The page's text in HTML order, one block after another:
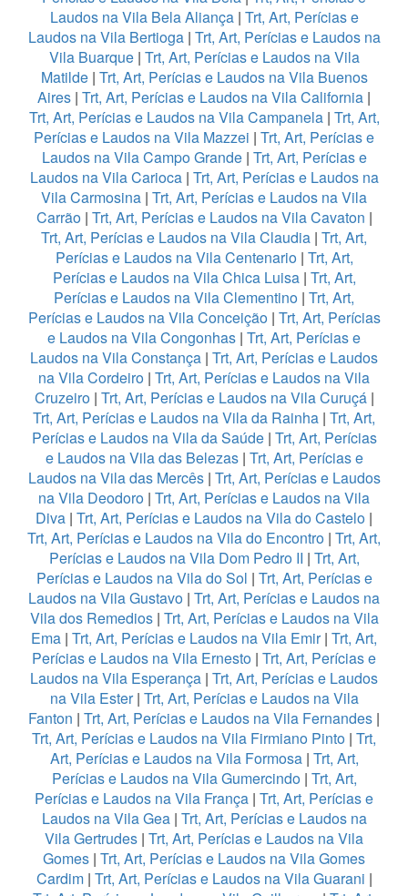
Laudos na Vila Bela Aliança| Trt, Art, Perícias e
Laudos na Vila Bertioga| Trt, Art, Perícias e Laudos na
Vila Buarque| Trt, Art, Perícias e Laudos na Vila
Matilde| Trt, Art, Perícias e Laudos na Vila Buenos
Aires | Trt, Art, Perícias e Laudos na Vila California |
Trt, Art, Perícias e Laudos na Vila Campanela| Trt, Art,
Perícias e Laudos na Vila Mazzei | Trt, Art, Perícias e
Laudos na Vila Campo Grande| Trt, Art, Perícias e
Laudos na Vila Carioca| Trt, Art, Perícias e Laudos na
Vila Carmosina | Trt, Art, Perícias e Laudos na Vila
Carrão| Trt, Art, Perícias e Laudos na Vila Cavaton |
Trt, Art, Perícias e Laudos na Vila Claudia | Trt, Art,
Perícias e Laudos na Vila Centenario| Trt, Art,
Perícias e Laudos na Vila Chica Luisa | Trt, Art,
Perícias e Laudos na Vila Clementino | Trt, Art,
Perícias e Laudos na Vila Conceição| Trt, Art, Perícias
e Laudos na Vila Congonhas | Trt, Art, Perícias e
Laudos na Vila Constança | Trt, Art, Perícias e Laudos
na Vila Cordeiro | Trt, Art, Perícias e Laudos na Vila
Cruzeiro | Trt, Art, Perícias e Laudos na Vila Curuçá |
Trt, Art, Perícias e Laudos na Vila da Rainha | Trt, Art,
Perícias e Laudos na Vila da Saúde| Trt, Art, Perícias
e Laudos na Vila das Belezas| Trt, Art, Perícias e
Laudos na Vila das Mercês| Trt, Art, Perícias e Laudos
na Vila Deodoro | Trt, Art, Perícias e Laudos na Vila
Diva | Trt, Art, Perícias e Laudos na Vila do Castelo |
Trt, Art, Perícias e Laudos na Vila do Encontro | Trt, Art,
Perícias e Laudos na Vila Dom Pedro II | Trt, Art,
Perícias e Laudos na Vila do Sol | Trt, Art, Perícias e
Laudos na Vila Gustavo | Trt, Art, Perícias e Laudos na
Vila dos Remedios| Trt, Art, Perícias e Laudos na Vila
Ema | Trt, Art, Perícias e Laudos na Vila Emir| Trt, Art,
Perícias e Laudos na Vila Ernesto | Trt, Art, Perícias e
Laudos na Vila Esperança | Trt, Art, Perícias e Laudos
na Vila Ester| Trt, Art, Perícias e Laudos na Vila
Fanton | Trt, Art, Perícias e Laudos na Vila Fernandes |
Trt, Art, Perícias e Laudos na Vila Firmiano Pinto | Trt,
Art, Perícias e Laudos na Vila Formosa| Trt, Art,
Perícias e Laudos na Vila Gumercindo| Trt, Art,
Perícias e Laudos na Vila França | Trt, Art, Perícias e
Laudos na Vila Gea| Trt, Art, Perícias e Laudos na
Vila Gertrudes | Trt, Art, Perícias e Laudos na Vila
Gomes | Trt, Art, Perícias e Laudos na Vila Gomes
Cardim| Trt, Art, Perícias e Laudos na Vila Guarani |